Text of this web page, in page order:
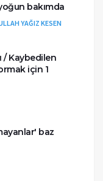
bakımda
YAĞIZ KESEN
/ Kaybedilen
için 1
baz